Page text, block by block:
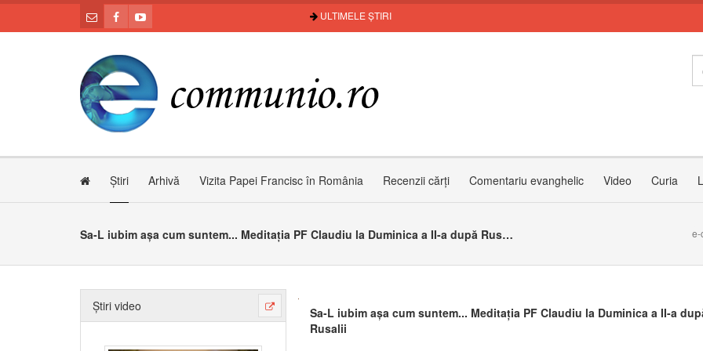
ULTIMELE ȘTIRI
Știri Arhivă Vizita Papei Francisc în România Recenzii cărți Comentariu evanghelic Video Curia
Sa-L iubim așa cum suntem... Meditația PF Claudiu la Duminica a II-a după Rusalii e-
Știri video
Sa-L iubim așa cum suntem... Meditația PF Claudiu la Duminica a II-a
Rusalii